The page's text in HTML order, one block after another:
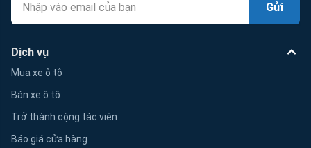
Gửi
Dịch vụ
Mua xe ô tô
Bán xe ô tô
Trở thành cộng tác viên
Báo giá cửa hàng